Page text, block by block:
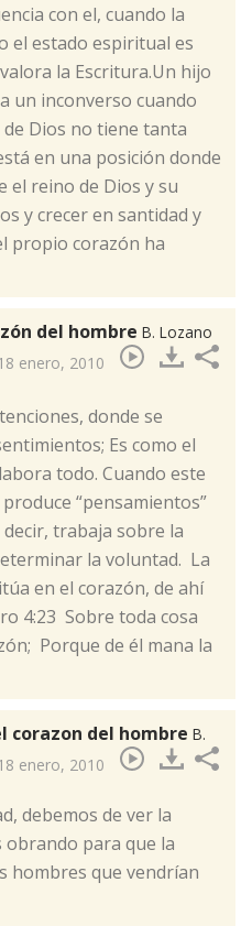
con el, cuando la
el estado espiritual es
la Escritura.Un hijo
un inconverso cuando
Dios no tiene tanta
en una posición donde
el reino de Dios y su
y crecer en santidad y
propio corazón ha
del hombre B. Lozano
enero, 2010
donde se
Es como el
todo. Cuando este
“pensamientos”
trabaja sobre la
la voluntad. La
en el corazón, de ahí
4:23 Sobre toda cosa
Porque de él mana la
corazon del hombre B.
enero, 2010
debemos de ver la
obrando para que la
hombres que vendrían